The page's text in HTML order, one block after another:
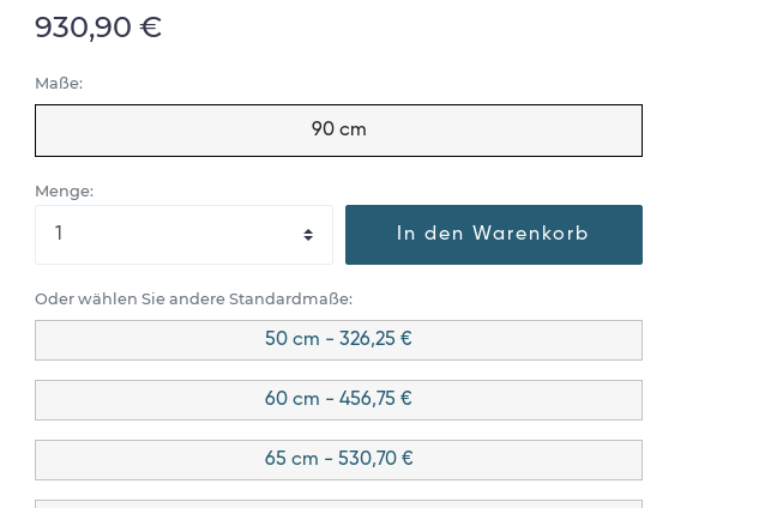
930,90 €
Maße:
90 cm
Menge:
In den Warenkorb
Oder wählen Sie andere Standardmaße:
50 cm - 326,25 €
60 cm - 456,75 €
65 cm - 530,70 €